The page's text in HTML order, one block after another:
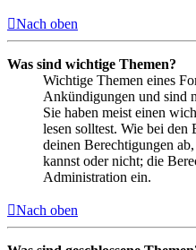
Nach oben
Was sind wichtige Themen?
Wichtige Themen eines
Ankündigungen und sind
Sie haben meist einen
lesen solltest. Wie bei den
deinen Berechtigungen
kannst oder nicht; die
Administration ein.
Nach oben